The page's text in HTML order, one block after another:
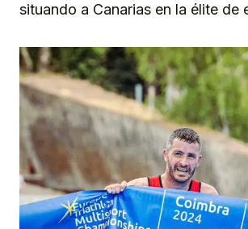
situando a Canarias en la élite de